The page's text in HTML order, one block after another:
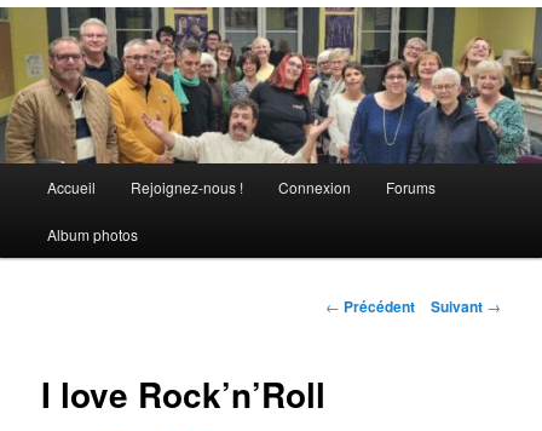
principal
Accueil Rejoignez-nous ! Connexion Forums
Album photos
Navigation
← Précédent Suivant →
I love Rock’n’Roll